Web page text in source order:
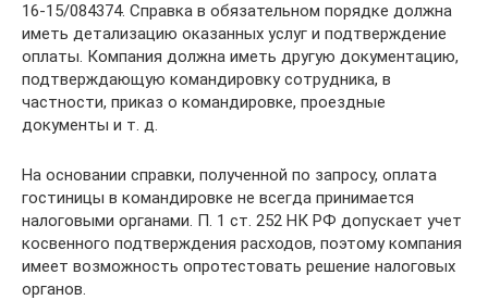
16-15/084374. Справка в обязательном порядке должна
иметь детализацию оказанных услуг и подтверждение
оплаты. Компания должна иметь другую документацию,
подтверждающую командировку сотрудника, в
частности, приказ о командировке, проездные
документы и т. д.
На основании справки, полученной по запросу, оплата
гостиницы в командировке не всегда принимается
налоговыми органами. П. 1 ст. 252 НК РФ допускает учет
косвенного подтверждения расходов, поэтому компания
имеет возможность опротестовать решение налоговых
органов.